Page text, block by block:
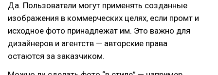
Да. Пользователи могут применять созданные
изображения в коммерческих целях, если промт и
исходное фото принадлежат им. Это важно для
дизайнеров и агентств — авторские права
остаются за заказчиком.